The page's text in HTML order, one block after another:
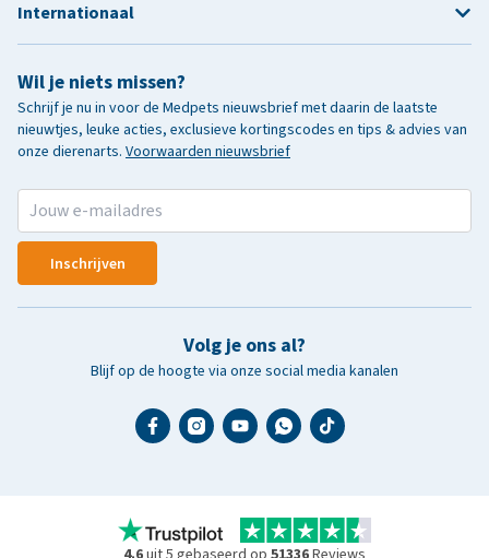
Wil je niets missen?
Schrijf je nu in voor de Medpets nieuwsbrief met daarin de laatste
nieuwtjes, leuke acties, exclusieve kortingscodes en tips & advies van
onze dierenarts. Voorwaarden nieuwsbrief
Inschrijven
Volg je ons al?
Blijf op de hoogte via onze social media kanalen
Internationaal